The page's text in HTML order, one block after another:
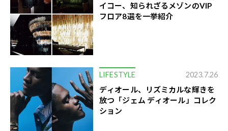
イコー、知られざるメゾンのVIP
フロア8選を一挙紹介
LIFESTYLE 2023.7.26
ディオール、リズミカルな輝きを
放つ「ジェム ディオール」コレク
ション